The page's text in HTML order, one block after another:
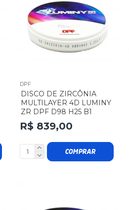
DPF
DISCO DE ZIRCÔNIA
MULTILAYER 4D LUMINY
ZR DPF D98 H25 B1
R$ 839,00
COMPRAR